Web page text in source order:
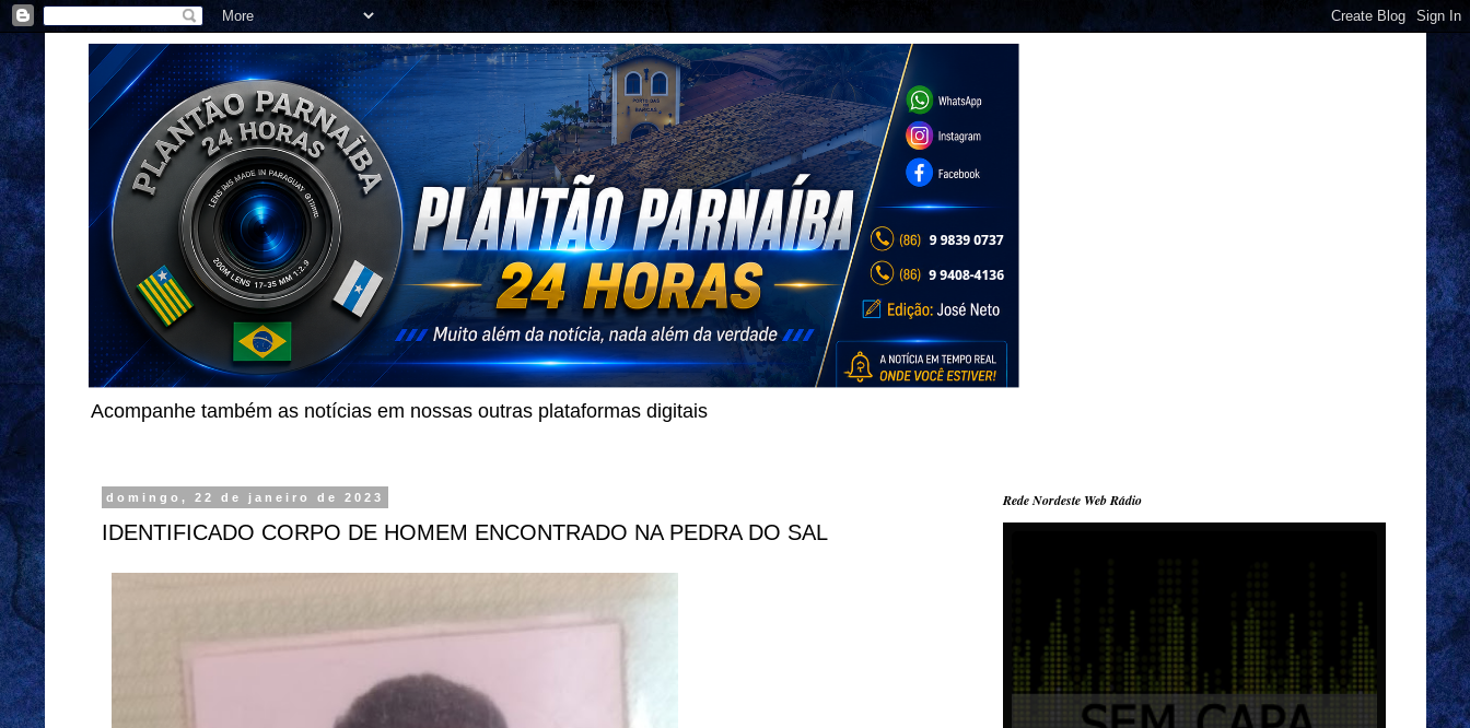
Acompanhe também as notícias em nossas outras plataformas digitais
domingo, 22 de janeiro de 2023
IDENTIFICADO CORPO DE HOMEM ENCONTRADO NA PEDRA DO SAL
Rede Nordeste Web Rádio